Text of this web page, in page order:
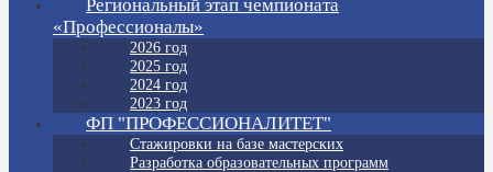
Региональный этап чемпионата
«Профессионалы»
2026 год
2025 год
2024 год
2023 год
ФП "ПРОФЕССИОНАЛИТЕТ"
Стажировки на базе мастерских
Разработка образовательных программ